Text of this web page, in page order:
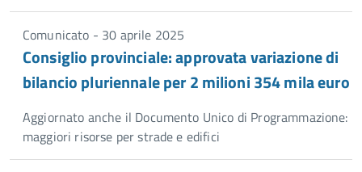
Comunicato - 30 aprile 2025
Consiglio provinciale: approvata variazione di
bilancio pluriennale per 2 milioni 354 mila euro
Aggiornato anche il Documento Unico di Programmazione:
maggiori risorse per strade e edifici